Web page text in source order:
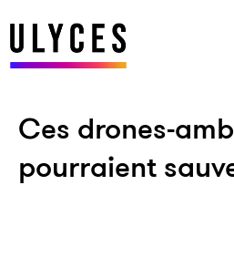
Ces drones-
pourraient